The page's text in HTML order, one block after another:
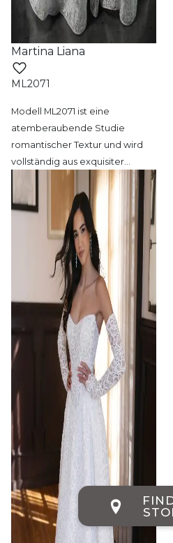
Martina Liana
ML2071
Modell ML2071 ist eine
atemberaubende Studie
romantischer Textur und wird
vollständig aus exquisiter